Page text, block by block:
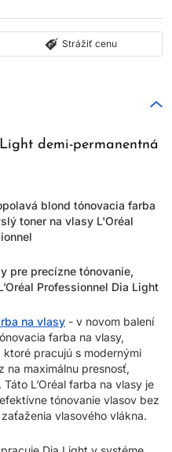
Strážiť cenu
demi-permanentná
blond tónovacia farba
toner na vlasy L'Oréal
pre precízne tónovanie,
Professionnel Dia Light
na vlasy - v novom balení
farba na vlasy,
pracujú s modernými
na maximálnu presnosť,
L’Oréal farba na vlasy je
tónovanie vlasov bez
vlasového vlákna.